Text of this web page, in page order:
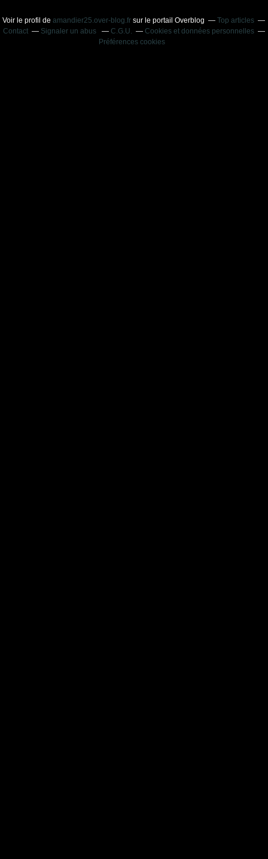
Voir le profil deamandier25.over-blog.fr sur le portail Overblog
Top articles
Contact
Signaler un abus C.G.U.
Cookies et données personnelles
Préférences cookies